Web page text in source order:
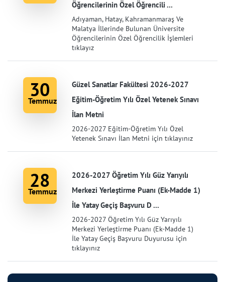
Öğrencilerinin Özel Öğrencili ...
Adıyaman, Hatay, Kahramanmaraş Ve
Malatya İllerinde Bulunan Üniversite
Öğrencilerinin Özel Öğrencilik İşlemleri
tıklayız
30
Temmuz
Güzel Sanatlar Fakültesi 2026-2027
Eğitim-Öğretim Yılı Özel Yetenek Sınavı
İlan Metni
2026-2027 Eğitim-Öğretim Yılı Özel
Yetenek Sınavı İlan Metni için tıklayınız
28
Temmuz
2026-2027 Öğretim Yılı Güz Yarıyılı
Merkezi Yerleştirme Puanı (Ek-Madde 1)
İle Yatay Geçiş Başvuru D ...
2026-2027 Öğretim Yılı Güz Yarıyılı
Merkezi Yerleştirme Puanı (Ek-Madde 1)
İle Yatay Geçiş Başvuru Duyurusu için
tıklayınız